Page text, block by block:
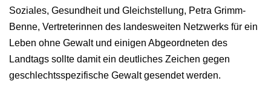
Soziales, Gesundheit und Gleichstellung, Petra Grimm-
Benne, Vertreterinnen des landesweiten Netzwerks für ein
Leben ohne Gewalt und einigen Abgeordneten des
Landtags sollte damit ein deutliches Zeichen gegen
geschlechtsspezifische Gewalt gesendet werden.